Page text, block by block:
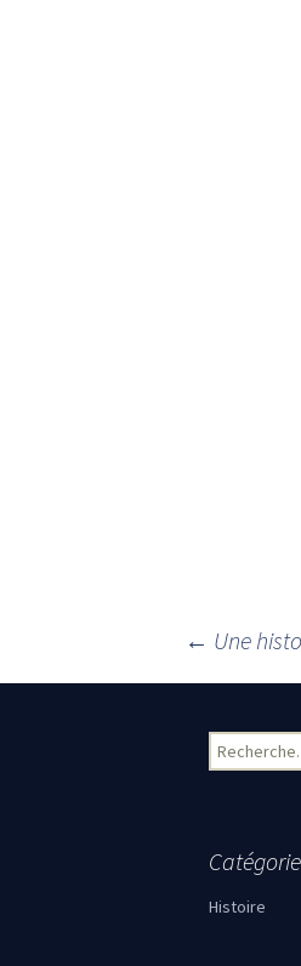
Navigation
← Une
Rechercher :
Histoire